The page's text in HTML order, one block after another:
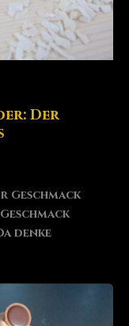
Der
Geschmack
denke